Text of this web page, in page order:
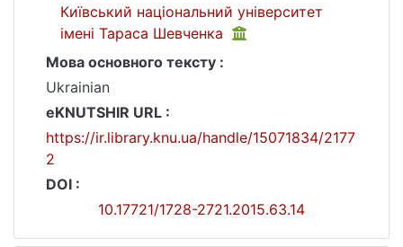
Київський національний університет
імені Тараса Шевченка
Мова основного тексту :
Ukrainian
eKNUTSHIR URL :
https://ir.library.knu.ua/handle/15071834/2177
2
DOI :
10.17721/1728-2721.2015.63.14